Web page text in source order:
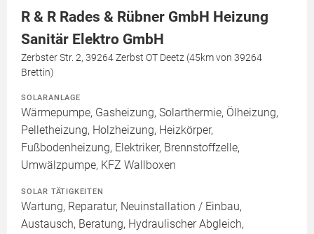
R & R Rades & Rübner GmbH Heizung
Sanitär Elektro GmbH
Zerbster Str. 2, 39264 Zerbst OT Deetz (45km von 39264
Brettin)
SOLARANLAGE
Wärmepumpe, Gasheizung, Solarthermie, Ölheizung,
Pelletheizung, Holzheizung, Heizkörper,
Fußbodenheizung, Elektriker, Brennstoffzelle,
Umwälzpumpe, KFZ Wallboxen
SOLAR TÄTIGKEITEN
Wartung, Reparatur, Neuinstallation / Einbau,
Austausch, Beratung, Hydraulischer Abgleich,